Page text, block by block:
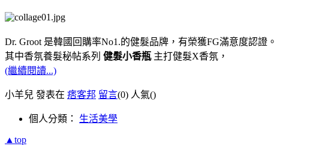
Dr. Groot 是韓國回購率No1.的健髮品牌，有榮獲FG滿意度認證。
其中香氛養髮秘帖系列 健髮小香瓶主打健髮X香氛，
(繼續閱讀...)
小羊兒 發表在 痞客邦 留言(0) 人氣()
個人分類： 生活美學
▲top